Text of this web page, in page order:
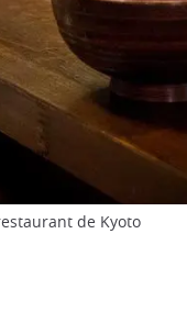
de Kyoto